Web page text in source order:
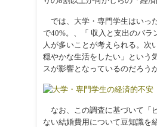
では、大学・専門学生はいっ
で40%。、「 収入と支出のバ
人が多いことが考えられる。次
穏やかな生活をしたい」という
スが影響となっているのだろう
なお、この調査に基づいて「
ない結婚費用について豆知識を